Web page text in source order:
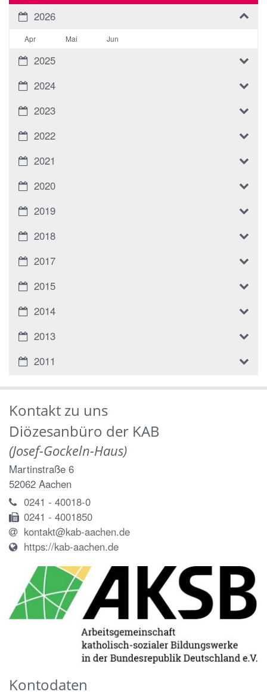
2026
Apr Mai Jun
2025
2024
2023
2022
2021
2020
2019
2018
2017
2015
2014
2013
2011
Kontakt zu uns
Diözesanbüro der KAB
(Josef-Gockeln-Haus)
Martinstraße 6
52062 Aachen
0241 - 40018-0
0241 - 4001850
kontakt@kab-aachen.de
https://kab-aachen.de
Kontodaten